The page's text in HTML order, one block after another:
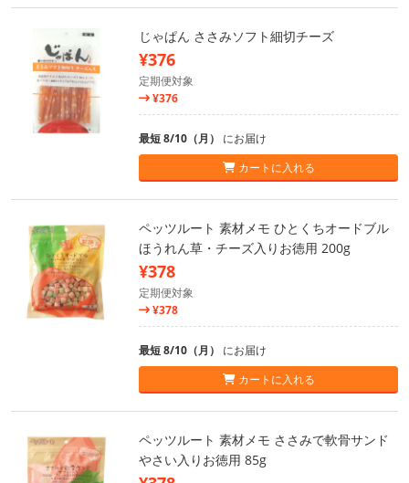
じゃぱん ささみソフト細切チーズ
¥376
定期便対象
¥376
最短 8/10（月） にお届け
カートに入れる
ペッツルート 素材メモ ひとくちオードブル
ほうれん草・チーズ入りお徳用 200g
¥378
定期便対象
¥378
最短 8/10（月） にお届け
カートに入れる
ペッツルート 素材メモ ささみで軟骨サンド
やさい入りお徳用 85g